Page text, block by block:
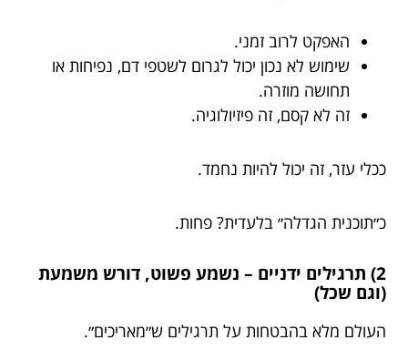
האפקט לרוב זמני.
שימוש לא נכון יכול לגרום לשטפי דם, נפיחות או
תחושה מוזרה.
זה לא קסם, זה פיזיולוגיה.
ככלי עזר, זה יכול להיות נחמד.
כ״תוכנית הגדלה״ בלעדית? פחות.
2) תרגילים ידניים – נשמע פשוט, דורש משמעת
(וגם שכל)
העולם מלא בהבטחות על תרגילים ש״מאריכים״.